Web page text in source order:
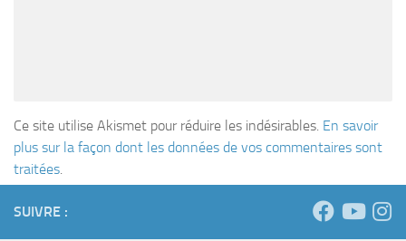
Ce site utilise Akismet pour réduire les indésirables. En savoir
plus sur la façon dont les données de vos commentaires sont
traitées.
SUIVRE :